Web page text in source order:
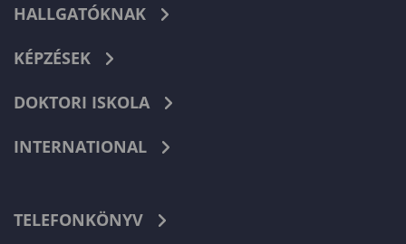
HALLGATÓKNAK
KÉPZÉSEK
DOKTORI ISKOLA
INTERNATIONAL
TELEFONKÖNYV